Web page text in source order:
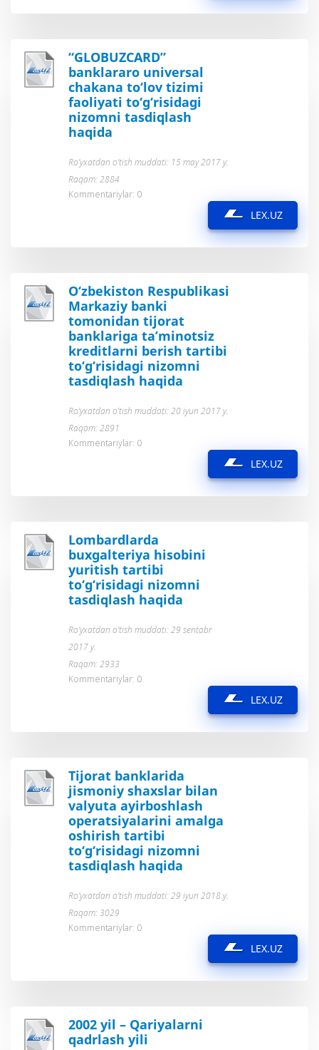
“GLOBUZCARD”
banklararo universal
chakana to‘lov tizimi
faoliyati to‘g‘risidagi
nizomni tasdiqlash
haqida
Ro’yxatdan o’tish muddati: 15 may 2017 y.
Raqam: 2884
Kommentariylar: 0
LEX.UZ
O‘zbekiston Respublikasi
Markaziy banki
tomonidan tijorat
banklariga ta’minotsiz
kreditlarni berish tartibi
to‘g‘risidagi nizomni
tasdiqlash haqida
Ro’yxatdan o’tish muddati: 20 iyun 2017 y.
Raqam: 2891
Kommentariylar: 0
LEX.UZ
Lombardlarda
buxgalteriya hisobini
yuritish tartibi
to‘g‘risidagi nizomni
tasdiqlash haqida
Ro’yxatdan o’tish muddati: 29 sentabr
2017 y.
Raqam: 2933
Kommentariylar: 0
LEX.UZ
Tijorat banklarida
jismoniy shaxslar bilan
valyuta ayirboshlash
operatsiyalarini amalga
oshirish tartibi
to‘g‘risidagi nizomni
tasdiqlash haqida
Ro’yxatdan o’tish muddati: 29 iyun 2018 y.
Raqam: 3029
Kommentariylar: 0
LEX.UZ
2002 yil – Qariyalarni
qadrlash yili